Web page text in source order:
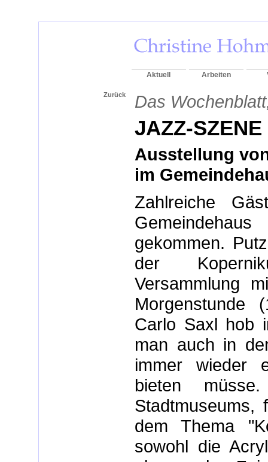
Aktuell Arbeiten
Zurück Das
JAZZ-
Ausstellung
im
Zahlreiche
gekommen.
der
Versammlung
Morgenstunde
Carlo Saxl hob
man auch in
immer wieder
bieten
Stadtmuseums,
dem Thema
sowohl die